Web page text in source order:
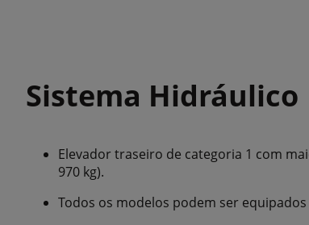
Sistema Hidráulico
Elevador traseiro de categoria 1 com
970 kg).
Todos os modelos podem ser